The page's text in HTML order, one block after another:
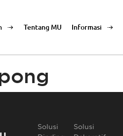
Tentang MU Informasi
Solusi
Solusi